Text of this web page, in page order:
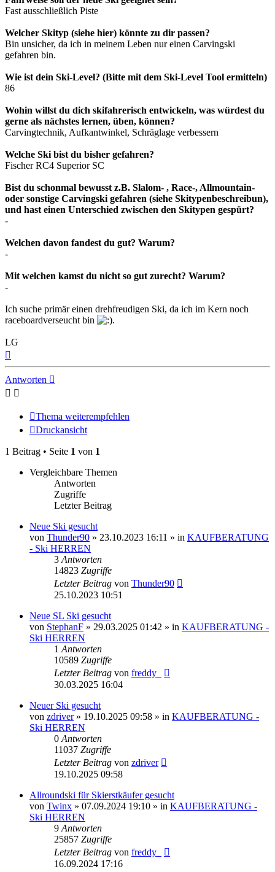
Fast ausschließlich Piste
Welcher Skityp (siehe hier) könnte zu dir passen?
Bin unsicher, da ich in meinem Leben nur einen Carvingski
gefahren bin.
Wie ist dein Ski-Level? (Bitte mit dem Ski-Level Tool ermitteln)
86
Wohin willst du dich skifahrerisch entwickeln, was würdest du
gerne als nächstes lernen, üben, können?
Carvingtechnik, Aufkantwinkel, Schräglage verbessern
Welche Ski bist du bisher gefahren?
Fischer RC4 Superior SC
Bist du schonmal bewusst z.B. Slalom- , Race-, Allmountain-
oder sonstige Carvingski gefahren (siehe Skitypenbeschreibun),
und hast einen Unterschied zwischen den Skitypen gespürt?
-
Welchen davon fandest du gut? Warum?
-
Mit welchen kamst du nicht so gut zurecht? Warum?
-
Ich suche primär einen drehfreudigen Ski, da ich im Kern noch
raceboardverseucht bin
.
LG
Antworten
Thema weiterempfehlen
Druckansicht
1 Beitrag • Seite 1 von 1
Vergleichbare Themen
Antworten
Zugriffe
Letzter Beitrag
Neue Ski gesucht
von Thunder90 » 23.10.2023 16:11 » in KAUFBERATUNG
- Ski HERREN
3 Antworten
14823 Zugriffe
Letzter Beitrag von Thunder90
25.10.2023 10:51
Neue SL Ski gesucht
von StephanF » 29.03.2025 01:42 » in KAUFBERATUNG -
Ski HERREN
1 Antworten
10589 Zugriffe
Letzter Beitrag von freddy_
30.03.2025 16:04
Neuer Ski gesucht
von zdriver» 19.10.2025 09:58 » in KAUFBERATUNG -
Ski HERREN
0 Antworten
11037 Zugriffe
Letzter Beitrag von zdriver
19.10.2025 09:58
Allroundski für Skierstkäufer gesucht
von Twinx » 07.09.2024 19:10 » in KAUFBERATUNG -
Ski HERREN
9 Antworten
25857 Zugriffe
Letzter Beitrag von freddy_
16.09.2024 17:16